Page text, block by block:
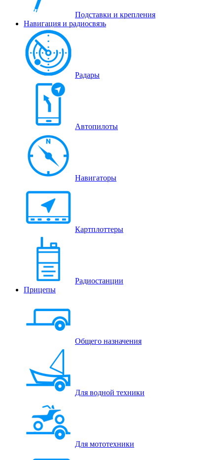
Подставки и крепления
Навигация и радиосвязь
Радары
Автопилоты
Навигаторы
Картплоттеры
Радиостанции
Прицепы
Общего назначения
Для водной техники
Для мототехники